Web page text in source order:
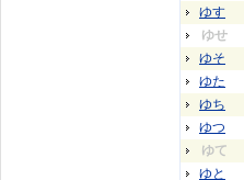
ゆす
ゆせ
ゆそ
ゆた
ゆち
ゆつ
ゆて
ゆと